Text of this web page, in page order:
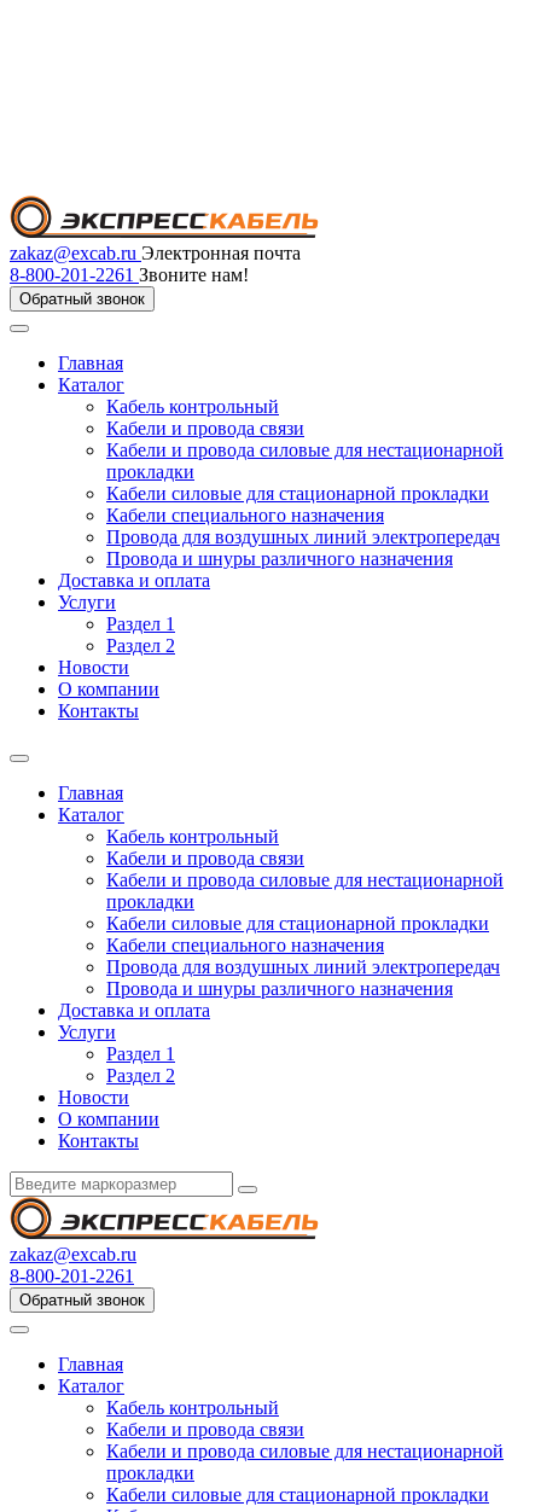
zakaz@excab.ru Электронная почта
8-800-201-2261 Звоните нам!
Обратный звонок
Главная
Каталог
Кабель контрольный
Кабели и провода связи
Кабели и провода силовые для нестационарной
прокладки
Кабели силовые для стационарной прокладки
Кабели специального назначения
Провода для воздушных линий электропередач
Провода и шнуры различного назначения
Доставка и оплата
Услуги
Раздел 1
Раздел 2
Новости
О компании
Контакты
Главная
Каталог
Кабель контрольный
Кабели и провода связи
Кабели и провода силовые для нестационарной
прокладки
Кабели силовые для стационарной прокладки
Кабели специального назначения
Провода для воздушных линий электропередач
Провода и шнуры различного назначения
Доставка и оплата
Услуги
Раздел 1
Раздел 2
Новости
О компании
Контакты
zakaz@excab.ru
8-800-201-2261
Обратный звонок
Главная
Каталог
Кабель контрольный
Кабели и провода связи
Кабели и провода силовые для нестационарной
прокладки
Кабели силовые для стационарной прокладки